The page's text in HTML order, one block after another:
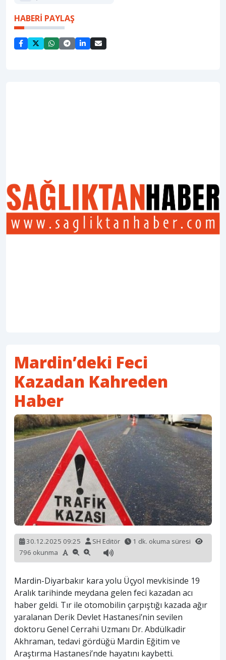
HABERİ PAYLAŞ
Mardin’deki Feci
Kazadan Kahreden
Haber
30.12.2025 09:25 SH Editör
1 dk. okuma süresi
796 okunma
Mardin-Diyarbakır kara yolu Üçyol mevkisinde 19
Aralık tarihinde meydana gelen feci kazadan acı
haber geldi. Tır ile otomobilin çarpıştığı kazada ağır
yaralanan Derik Devlet Hastanesi’nin sevilen
doktoru Genel Cerrahi Uzmanı Dr. Abdülkadir
Akhraman, tedavi gördüğü Mardin Eğitim ve
Araştırma Hastanesi’nde hayatını kaybetti.